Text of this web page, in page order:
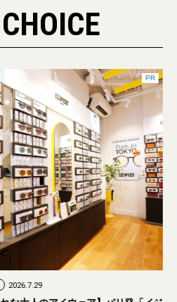
PR
2026.7.29